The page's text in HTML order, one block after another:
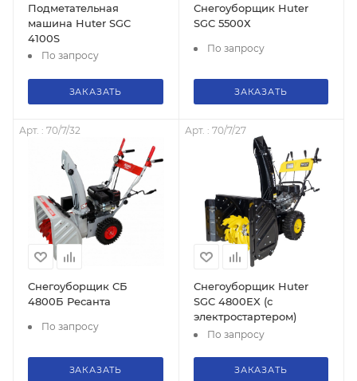
Подметательная
машина Huter SGC
4100S
По запросу
ЗАКАЗАТЬ
Снегоуборщик Huter
SGC 5500Х
По запросу
ЗАКАЗАТЬ
Арт. : 70/7/32
Снегоуборщик СБ
4800Б Ресанта
По запросу
ЗАКАЗАТЬ
Арт. : 70/7/27
Снегоуборщик Huter
SGC 4800EX (с
электростартером)
По запросу
ЗАКАЗАТЬ